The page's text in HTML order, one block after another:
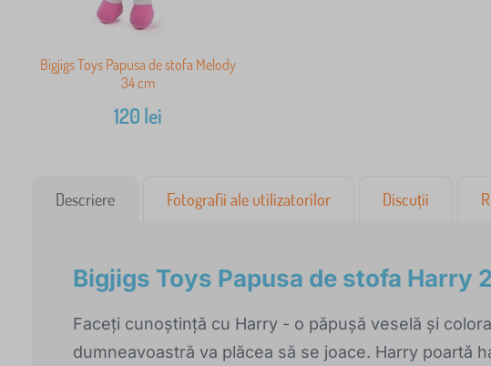
Bigjigs Toys Papusa de stofa Melody
34 cm
120 lei
Descriere Fotografii ale utilizatorilor Discuții
Bigjigs Toys Papusa de stofa Harry
Faceți cunoștință cu Harry - o păpușă veselă și
dumneavoastră va plăcea să se joace. Harry poartă